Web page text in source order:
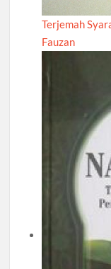
Terjemah
Fauzan